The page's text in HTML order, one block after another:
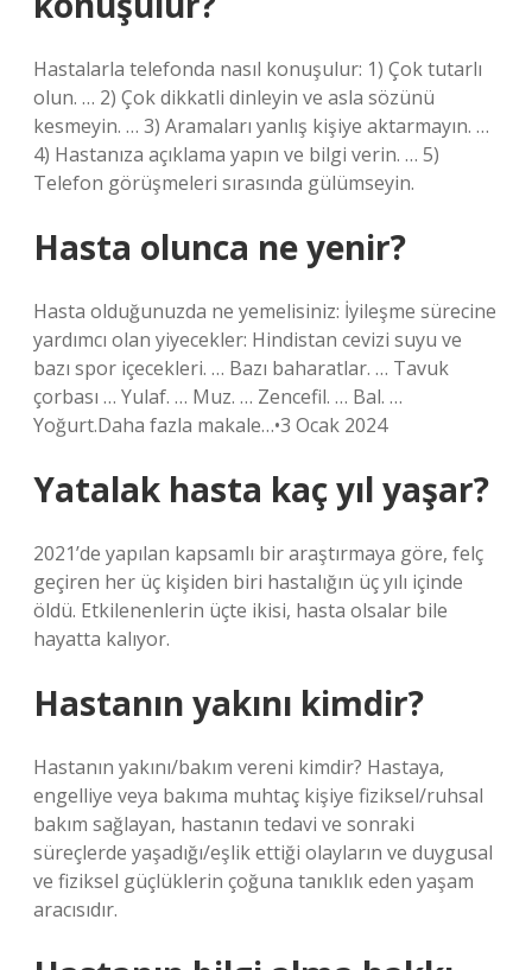
Hastalarla telefonda nasıl konuşulur: 1) Çok tutarlı
olun. … 2) Çok dikkatli dinleyin ve asla sözünü
kesmeyin. … 3) Aramaları yanlış kişiye aktarmayın. …
4) Hastanıza açıklama yapın ve bilgi verin. … 5)
Telefon görüşmeleri sırasında gülümseyin.
Hasta olunca ne yenir?
Hasta olduğunuzda ne yemelisiniz: İyileşme sürecine
yardımcı olan yiyecekler: Hindistan cevizi suyu ve
bazı spor içecekleri. … Bazı baharatlar. … Tavuk
çorbası … Yulaf. … Muz. … Zencefil. … Bal. …
Yoğurt.Daha fazla makale…•3 Ocak 2024
Yatalak hasta kaç yıl yaşar?
2021’de yapılan kapsamlı bir araştırmaya göre, felç
geçiren her üç kişiden biri hastalığın üç yılı içinde
öldü. Etkilenenlerin üçte ikisi, hasta olsalar bile
hayatta kalıyor.
Hastanın yakını kimdir?
Hastanın yakını/bakım vereni kimdir? Hastaya,
engelliye veya bakıma muhtaç kişiye fiziksel/ruhsal
bakım sağlayan, hastanın tedavi ve sonraki
süreçlerde yaşadığı/eşlik ettiği olayların ve duygusal
ve fiziksel güçlüklerin çoğuna tanıklık eden yaşam
aracısıdır.